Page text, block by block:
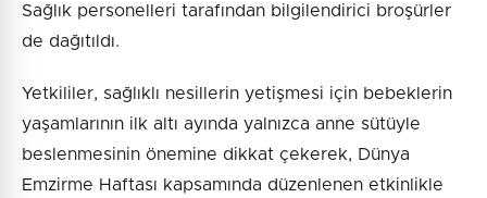
Sağlık personelleri tarafından bilgilendirici broşürler
de dağıtıldı.
Yetkililer, sağlıklı nesillerin yetişmesi için bebeklerin
yaşamlarının ilk altı ayında yalnızca anne sütüyle
beslenmesinin önemine dikkat çekerek, Dünya
Emzirme Haftası kapsamında düzenlenen etkinlikle